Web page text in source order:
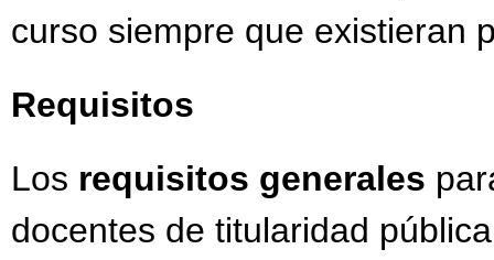
curso siempre que existieran
Requisitos
Los requisitos generales
docentes de titularidad